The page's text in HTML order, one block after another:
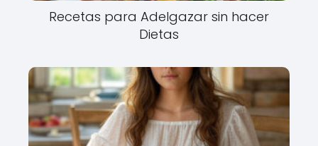
Recetas para Adelgazar sin hacer
Dietas